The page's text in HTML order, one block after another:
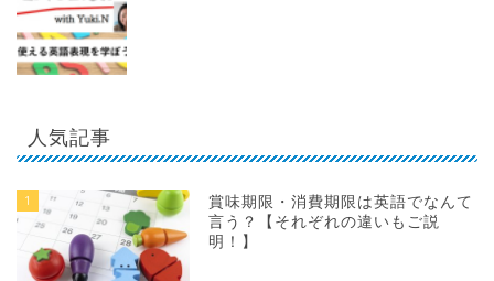
人気記事
1
賞味期限・消費期限は英語でなんて
言う？【それぞれの違いもご説
明！】